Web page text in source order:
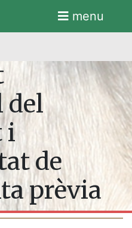
menu
del
i
de
prèvia